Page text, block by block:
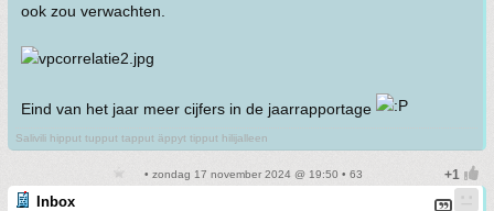
ook zou verwachten.
Eind van het jaar meer cijfers in de jaarrapportage
Salivili hipput tupput tapput äppyt tipput hilijalleen
• zondag 17 november 2024 @ 19:50 • 63
Inbox